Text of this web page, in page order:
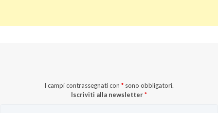
I campi contrassegnati con * sono obbligatori.
Iscriviti alla newsletter*